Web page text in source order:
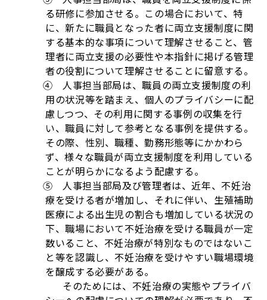
る研修に参加させる。この場合において、特
に、新たに職員となった者に両立支援制度に関
する基本的な事項について理解させること、管
理者に両立支援の必要性や本指針に掲げる管理
者の役割について理解させることに留意する。
④ 人事担当部局は、職員の両立支援制度の利
用の状況等を踏まえ、個人のプライバシーに配
慮しつつ、その利用に関する事例の収集を行
い、職員に対して参考となる事例を提供する。
その際、性別、職種、勤務形態等にかかわら
ず、様々な職員が両立支援制度を利用している
ことが明らかになるよう配慮する。
⑤ 人事担当部局及び管理者は、近年、不妊治
療を受ける者が増加し、それに伴い、生殖補助
医療による出生児の割合も増加している状況の
下、職場において不妊治療を受ける職員が一定
数いること、不妊治療が特別なものではないこ
と等を認識し、不妊治療を受けやすい職場環境
を醸成する必要がある。
そのためには、不妊治療の実態やプライバ